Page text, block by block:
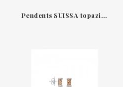
Pendents SUISSA topazi sky or blanc 18kt a01-30-324sk-01